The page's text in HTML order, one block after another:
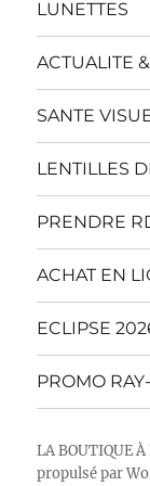
LUNETTES
ACTUALITE
SANTE
LENTILLES
PRENDRE
ACHAT EN
ECLIPSE
PROMO
LA BOUTIQUE
propulsé par